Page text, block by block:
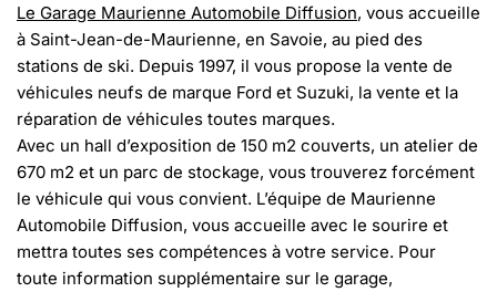
Le Garage Maurienne Automobile Diffusion, vous accueille
à Saint-Jean-de-Maurienne, en Savoie, au pied des
stations de ski. Depuis 1997, il vous propose la vente de
véhicules neufs de marque Ford et Suzuki, la vente et la
réparation de véhicules toutes marques.
Avec un hall d’exposition de 150 m2 couverts, un atelier de
670 m2 et un parc de stockage, vous trouverez forcément
le véhicule qui vous convient. L’équipe de Maurienne
Automobile Diffusion, vous accueille avec le sourire et
mettra toutes ses compétences à votre service. Pour
toute information supplémentaire sur le garage,